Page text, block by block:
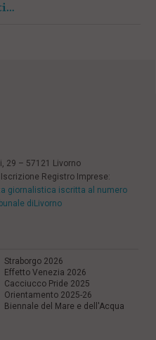
29 – 57121 Livorno
Iscrizione Registro Imprese:
giornalistica iscritta al numero
diLivorno
Straborgo 2026
Effetto Venezia 2026
Cacciucco Pride 2025
Orientamento 2025-26
Biennale del Mare e dell'Acqua